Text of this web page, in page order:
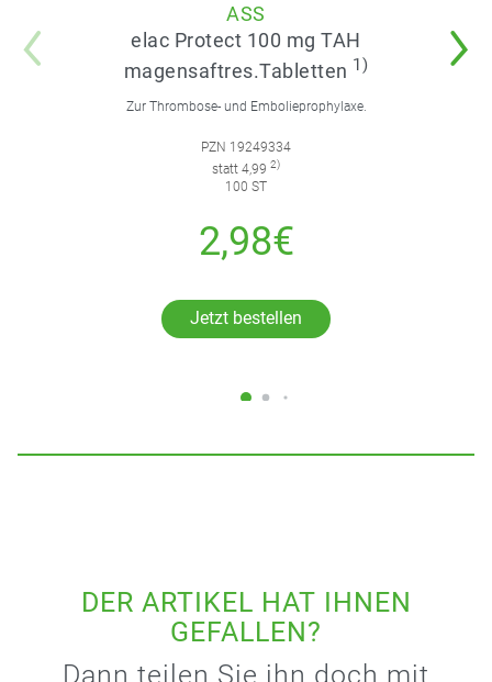
ASS
elac Protect 100 mg TAH
magensaftres.Tabletten 1)
Zur Thrombose- und Embolieprophylaxe.
PZN 19249334
statt 4,99 2)
100 ST
2,98€
Jetzt bestellen
DER ARTIKEL HAT IHNEN
GEFALLEN?
Dann teilen Sie ihn doch mit